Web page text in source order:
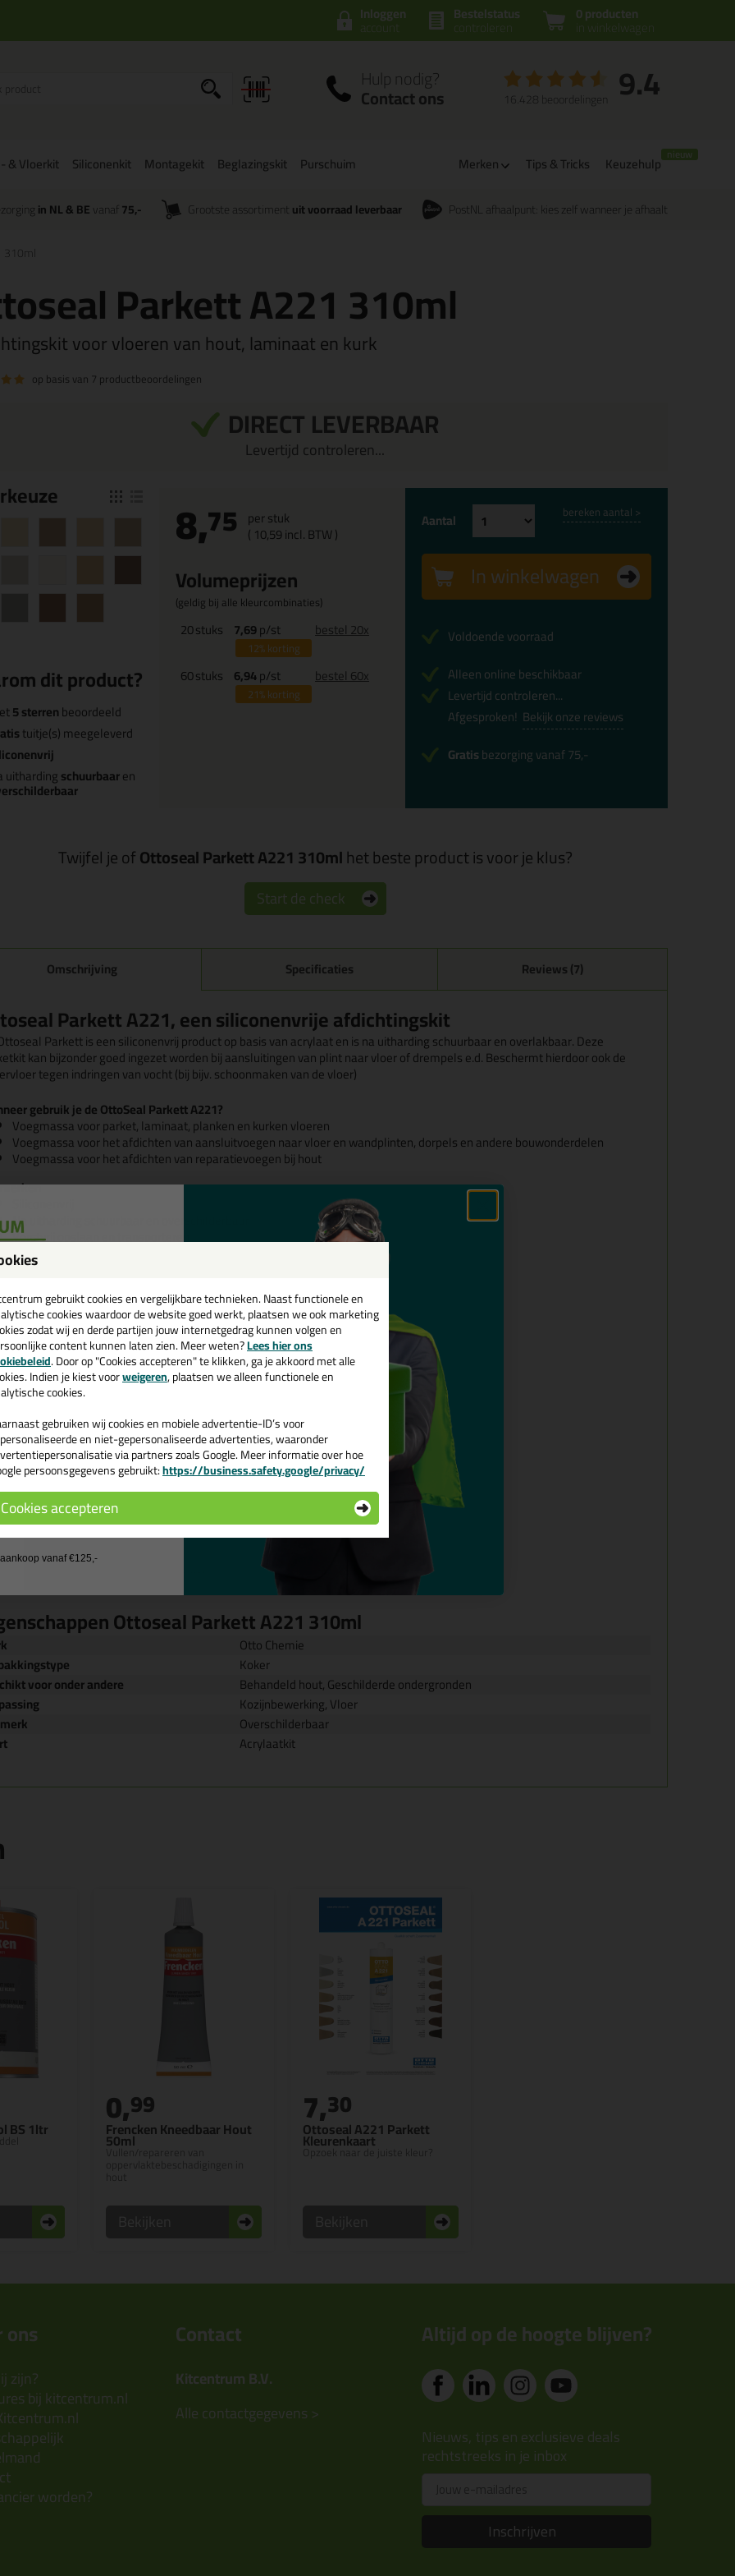
0 producten
in winkelwagen
Bestelstatus
controleren
Inloggen
account
Hulp nodig?
Contact ons 9.4
16.428 beoordelingen
& Vloerkit Siliconenkit Montagekit Beglazingskit Purschuim Merken Tips & Tricks Keuzehulp
in NL & BEvanaf 75,- Grootste assortiment uit voorraad leverbaar PostNL afhaalpunt: kies zelf wanneer je afhaalt
Parkett A221 310ml
voor vloeren van hout, laminaat en kurk
op basis van 7 productbeoordelingen
DIRECT LEVERBAAR
Levertijd controleren...
keuze
dit product?
5 sterrenbeoordeeld
tuitje(s) meegeleverd
uithardingschuurbaaren
8,75 per stuk
( 10,59incl. BTW )
Volumeprijzen
(geldig bij alle kleurcombinaties)
20stuks 7,69p/st
12%korting
bestel 20x
60stuks 6,94p/st
21%korting
bestel 60x
Aantal bereken aantal >
In winkelwagen
Voldoende voorraad
Alleen online beschikbaar
Levertijd controleren...
Afgesproken! Bekijk onze reviews
Gratisbezorging vanaf 75,-
Twijfel je ofOttoseal Parkett A221 310mlhet beste product is voor je klus?
Start de check
Omschrijving Specificaties Reviews (7)
Parkett A221, een siliconenvrije afdichtingskit
Parkett is een siliconenvrij product op basis van acrylaat en is na uitharding schuurbaar en overlakbaar. Deze
kan bijzonder goed ingezet worden bij aansluitingen van plint naar vloer of drempels e.d. Beschermt hierdoor ook de
tegen indringen van vocht (bij bijv. schoonmaken van de vloer)
gebruik je de OttoSeal Parkett A221?
Voegmassa voor parket, laminaat, planken en kurken vloeren
Voegmassa voor het afdichten van aansluitvoegen naar vloer en wandplinten, dorpels en andere bouwonderdelen
Voegmassa voor het afdichten van reparatievoegen bij hout
Na uitharding schuurbaar en overschilderbaar
Vorstvrij opslaan en transporteren
LET OP: uiteindelijke kleur wordt bereikt na volledige uitharding
Ottoseal Parkett A221 310ml
Otto Chemie
Koker
voor onder andere
Behandeld hout, Geschilderde ondergronden
Kozijnbewerking, Vloer
Overschilderbaar
Acrylaatkit
BS 1ltr Frencken Kneedbaar Hout
50ml
Vullen/repareren van
0,99
Ottoseal A221 Parkett
Kleurenkaart
Opzoek naar de juiste kleur?
7,30
ons
zijn?
bij kitcentrum.nl
worden?
Contact
Kitcentrum B.V.
Alle contactgegevens >
Altijd op de hoogte blijven?
Nieuws, tips en exclusieve deals
rechtstreeks in je inbox
Inschrijven
gebruikt cookies en vergelijkbare technieken. Naast functionele en
cookies waardoor de website goed werkt, plaatsen we ook marketing
zodat wij en derde partijen jouw internetgedrag kunnen volgen en
content kunnen laten zien. Meer weten?Lees hier ons
. Door op "Cookies accepteren" te klikken, ga je akkoord met alle
Indien je kiest voorweigeren, plaatsen we alleen functionele en
cookies.
gebruiken wij cookies en mobiele advertentie-ID’s voor
en niet-gepersonaliseerde advertenties, waaronder
via partners zoals Google. Meer informatie over hoe
persoonsgegevens gebruikt:https://business.safety.google/privacy/
Cookies accepteren
💚
en ontvang een
€35,-bij je eerste bestelling!
de actiecode ›
geen cadeau
vanaf €125,-